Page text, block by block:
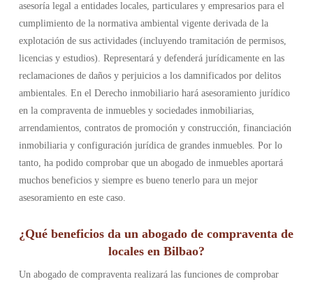
asesoría legal a entidades locales, particulares y empresarios para el
cumplimiento de la normativa ambiental vigente derivada de la
explotación de sus actividades (incluyendo tramitación de permisos,
licencias y estudios). Representará y defenderá jurídicamente en las
reclamaciones de daños y perjuicios a los damnificados por delitos
ambientales. En el Derecho inmobiliario hará asesoramiento jurídico
en la compraventa de inmuebles y sociedades inmobiliarias,
arrendamientos, contratos de promoción y construcción, financiación
inmobiliaria y configuración jurídica de grandes inmuebles. Por lo
tanto, ha podido comprobar que un abogado de inmuebles aportará
muchos beneficios y siempre es bueno tenerlo para un mejor
asesoramiento en este caso.
¿Qué beneficios da un abogado de compraventa de
locales en Bilbao?
Un abogado de compraventa realizará las funciones de comprobar